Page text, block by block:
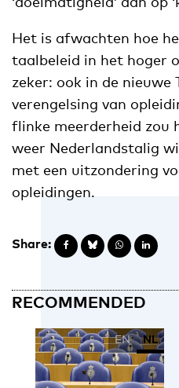
Het is afwachten hoe
taalbeleid in het hoger
zeker: ook in de nieuwe
verengelsing van
flinke meerderheid zou
weer Nederlandstalig
met een uitzondering
opleidingen.
Share:
RECOMMENDED
EN NL